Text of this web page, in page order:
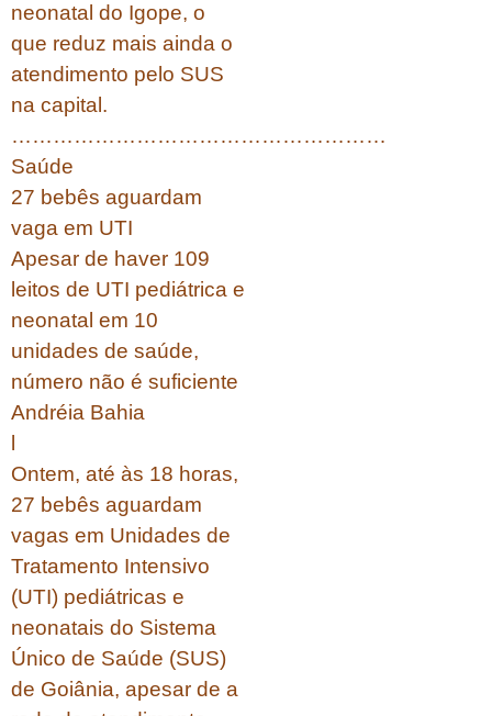
neonatal do Igope, o
que reduz mais ainda o
atendimento pelo SUS
na capital.
………………………………………………
Saúde
27 bebês aguardam
vaga em UTI
Apesar de haver 109
leitos de UTI pediátrica e
neonatal em 10
unidades de saúde,
número não é suficiente
Andréia Bahia
Ontem, até às 18 horas,
27 bebês aguardam
vagas em Unidades de
Tratamento Intensivo
(UTI) pediátricas e
neonatais do Sistema
Único de Saúde (SUS)
de Goiânia, apesar de a